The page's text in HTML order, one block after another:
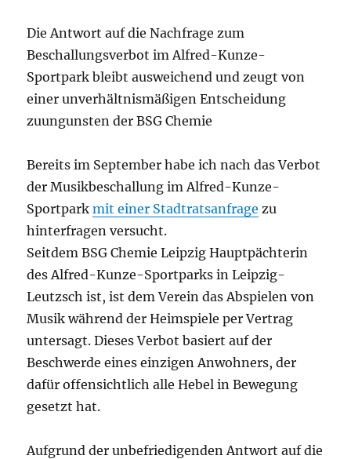
Die Antwort auf die Nachfrage zum
Beschallungsverbot im Alfred-Kunze-
Sportpark bleibt ausweichend und zeugt von
einer unverhältnismäßigen Entscheidung
zuungunsten der BSG Chemie
Bereits im September habe ich nach das Verbot
der Musikbeschallung im Alfred-Kunze-
Sportparkmit einer Stadtratsanfrage zu
hinterfragen versucht.
Seitdem BSG Chemie Leipzig Hauptpächterin
des Alfred-Kunze-Sportparks in Leipzig-
Leutzsch ist, ist dem Verein das Abspielen von
Musik während der Heimspiele per Vertrag
untersagt. Dieses Verbot basiert auf der
Beschwerde eines einzigen Anwohners, der
dafür offensichtlich alle Hebel in Bewegung
gesetzt hat.
Aufgrund der unbefriedigenden Antwort auf die